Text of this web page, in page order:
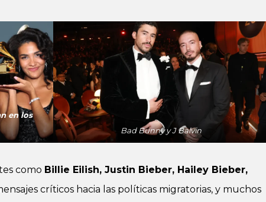
en los
Bad Bunny y J Balvin
como Billie Eilish, Justin Bieber, Hailey Bieber,
críticos hacia las políticas migratorias, y muchos